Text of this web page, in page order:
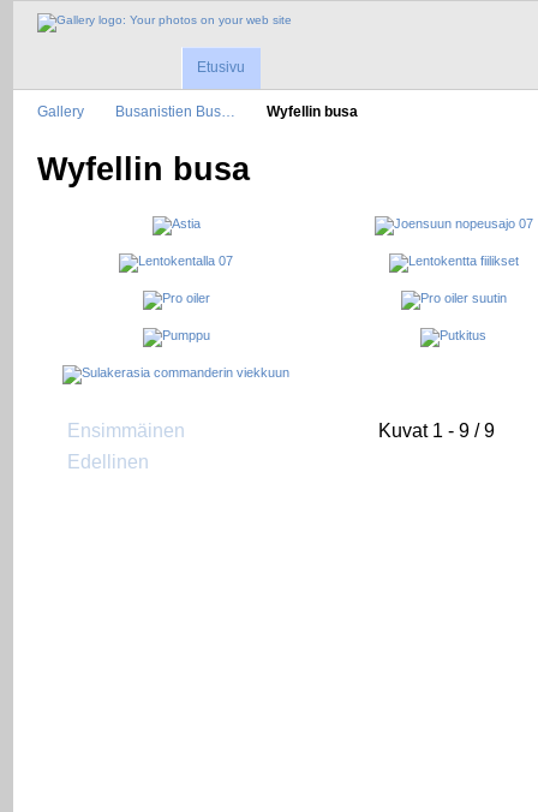
Etusivu
Gallery Busanistien Bus… Wyfellin busa
Wyfellin busa
Ensimmäinen
Edellinen
Kuvat 1 - 9 / 9